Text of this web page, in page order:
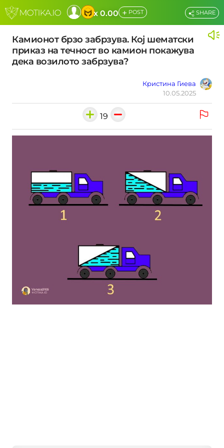
x 0.00 + POST
Камионот брзо забрзува. Кој шематски
приказ на течност во камион покажува
дека возилото забрзува?
Кристина Гиева
10.05.2025
SHARE
19